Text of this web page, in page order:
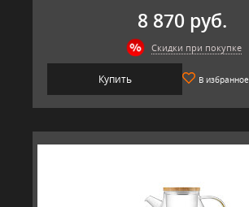
8 870 руб.
Скидки при покупке
Купить В избранное